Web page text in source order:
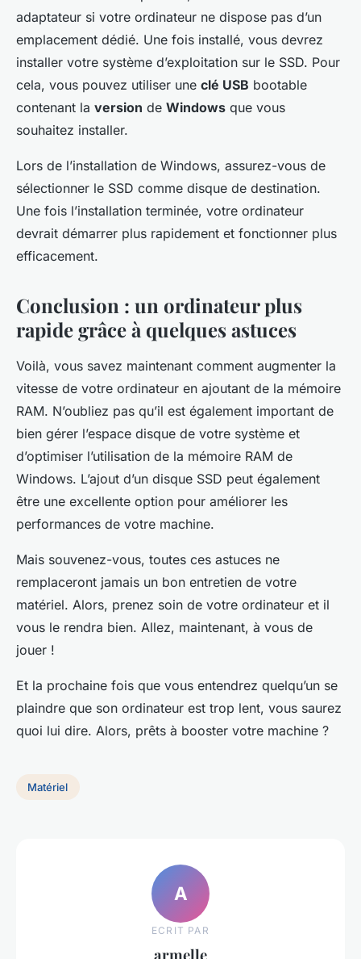
adaptateur si votre ordinateur ne dispose pas d’un
emplacement dédié. Une fois installé, vous devrez
installer votre système d’exploitation sur le SSD. Pour
cela, vous pouvez utiliser une clé USB bootable
contenant la version de Windows que vous
souhaitez installer.
Lors de l’installation de Windows, assurez-vous de
sélectionner le SSD comme disque de destination.
Une fois l’installation terminée, votre ordinateur
devrait démarrer plus rapidement et fonctionner plus
efficacement.
Conclusion : un ordinateur plus
rapide grâce à quelques astuces
Voilà, vous savez maintenant comment augmenter la
vitesse de votre ordinateur en ajoutant de la mémoire
RAM. N’oubliez pas qu’il est également important de
bien gérer l’espace disque de votre système et
d’optimiser l’utilisation de la mémoire RAM de
Windows. L’ajout d’un disque SSD peut également
être une excellente option pour améliorer les
performances de votre machine.
Mais souvenez-vous, toutes ces astuces ne
remplaceront jamais un bon entretien de votre
matériel. Alors, prenez soin de votre ordinateur et il
vous le rendra bien. Allez, maintenant, à vous de
jouer !
Et la prochaine fois que vous entendrez quelqu’un se
plaindre que son ordinateur est trop lent, vous saurez
quoi lui dire. Alors, prêts à booster votre machine ?
Matériel
A
ECRIT PAR
armelle